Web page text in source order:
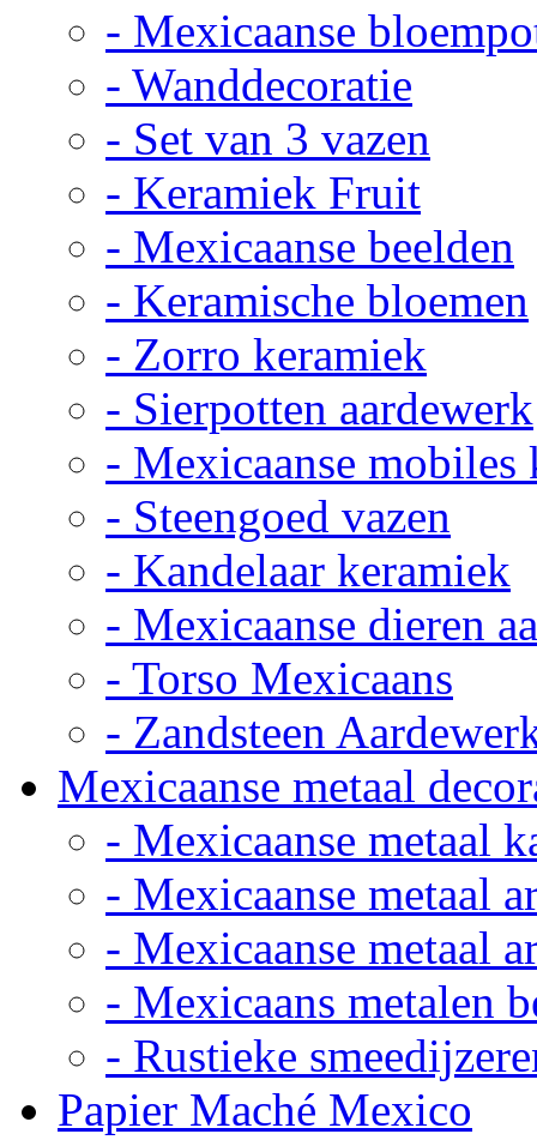
- Mexicaanse
- Wanddecoratie
- Set van 3 vazen
- Keramiek Fruit
- Mexicaanse beelden
- Keramische bloemen
- Zorro keramiek
- Sierpotten aardewerk
- Mexicaanse mobiles
- Steengoed vazen
- Kandelaar keramiek
- Mexicaanse dieren
- Torso Mexicaans
- Zandsteen
Mexicaanse metaal
- Mexicaanse metaal
- Mexicaanse metaal
- Mexicaanse metaal
- Mexicaans metalen
- Rustieke
Papier Maché Mexico